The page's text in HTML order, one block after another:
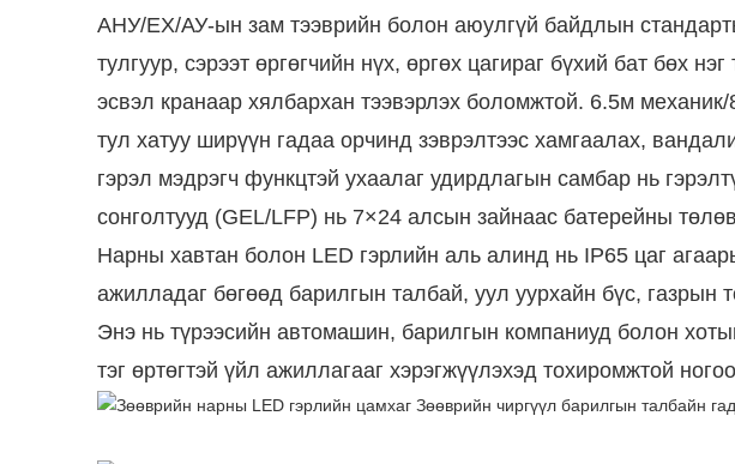
АНУ/ЕХ/АУ-ын зам тээврийн болон аюулгүй байдлын
тулгуур, сэрээт өргөгчийн нүх, өргөх цагираг бүхий бат бөх
эсвэл кранаар хялбархан тээвэрлэх боломжтой. 6.5м
тул хатуу ширүүн гадаа орчинд зэврэлтээс хамгаалах,
гэрэл мэдрэгч функцтэй ухаалаг удирдлагын самбар нь
сонголтууд (GEL/LFP) нь 7×24 алсын зайнаас батерейны
Нарны хавтан болон LED гэрлийн аль алинд нь IP65 цаг
ажилладаг бөгөөд барилгын талбай, уул уурхайн бүс,
Энэ нь түрээсийн автомашин, барилгын компаниуд болон
тэг өртөгтэй үйл ажиллагааг хэрэгжүүлэхэд тохиромжтой